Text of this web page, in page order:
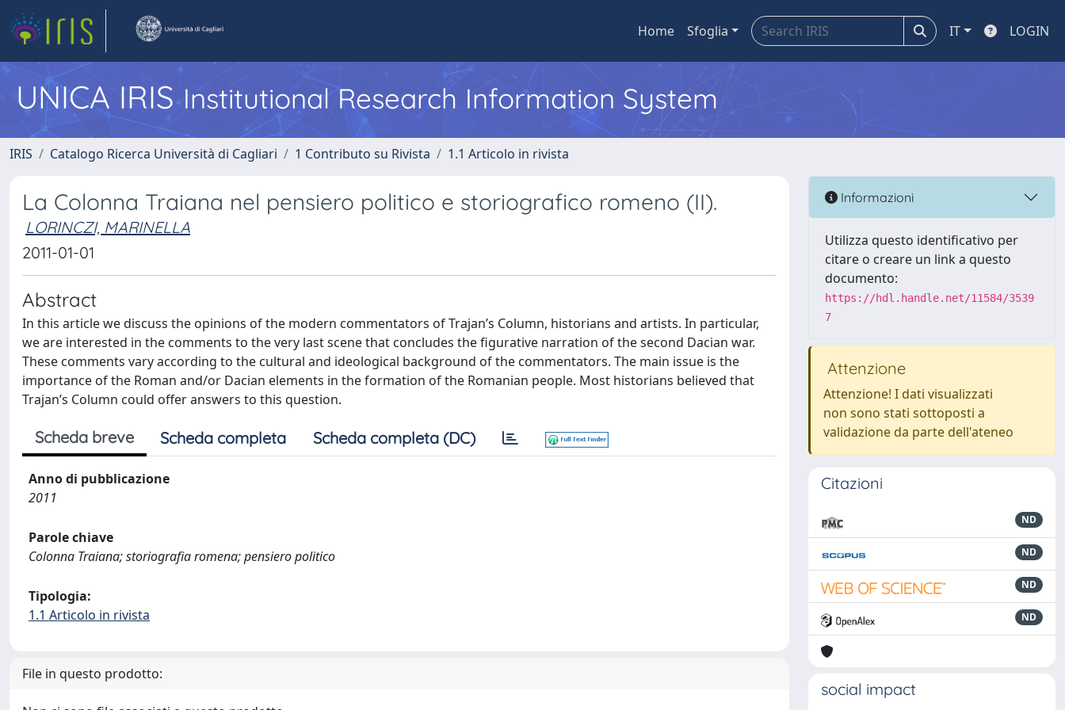
Home Sfoglia IT LOGIN
UNICA IRISInstitutional Research Information System
IRIS Catalogo Ricerca Università di Cagliari 1 Contributo su Rivista 1.1 Articolo in rivista
La Colonna Traiana nel pensiero politico e storiografico romeno (II).
LORINCZI, MARINELLA
2011-01-01
Abstract
In this article we discuss the opinions of the modern commentators of Trajan’s Column, historians and artists. In particular,
we are interested in the comments to the very last scene that concludes the figurative narration of the second Dacian war.
These comments vary according to the cultural and ideological background of the commentators. The main issue is the
importance of the Roman and/or Dacian elements in the formation of the Romanian people. Most historians believed that
Trajan’s Column could offer answers to this question.
Scheda breve Scheda completa Scheda completa (DC)
Anno di pubblicazione
2011
Parole chiave
Colonna Traiana; storiografia romena; pensiero politico
Tipologia:
1.1 Articolo in rivista
File in questo prodotto:
Informazioni
Utilizza questo identificativo per
citare o creare un link a questo
documento:
https://hdl.handle.net/11584/3539
7
Attenzione
Attenzione! I dati visualizzati
non sono stati sottoposti a
validazione da parte dell'ateneo
Citazioni
ND
ND
ND
ND
social impact